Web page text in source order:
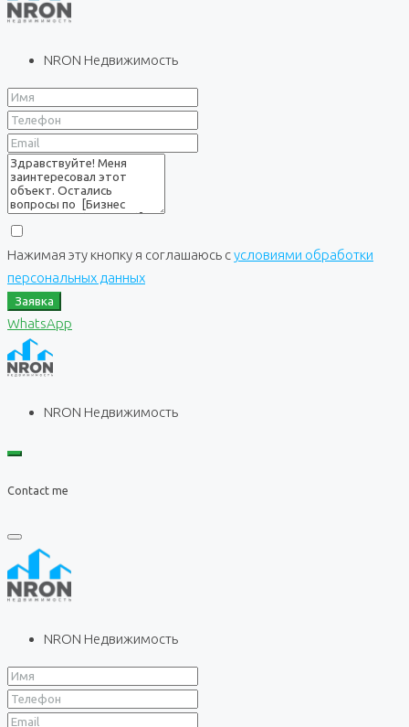
NRON Недвижимость
Нажимая эту кнопку я соглашаюсь сусловиями обработки
персональных данных
Заявка
WhatsApp
NRON Недвижимость
Contact me
NRON Недвижимость